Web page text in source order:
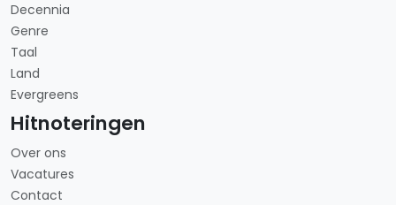
Decennia
Genre
Taal
Land
Evergreens
Hitnoteringen
Over ons
Vacatures
Contact